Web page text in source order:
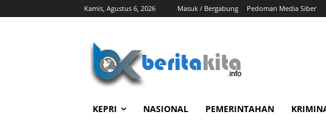
Kamis, Agustus 6, 2026 Masuk / Bergabung Pedoman Media Siber
KEPRI NASIONAL PEMERINTAHAN